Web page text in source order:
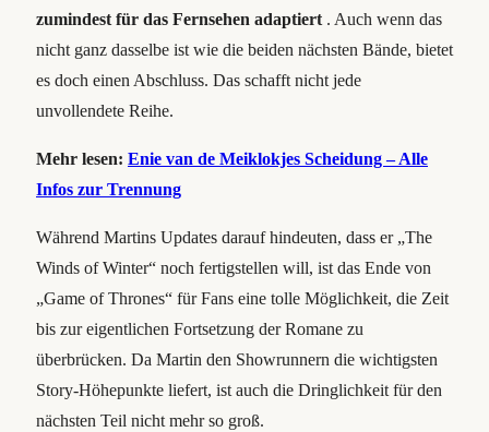
zumindest für das Fernsehen adaptiert . Auch wenn das
nicht ganz dasselbe ist wie die beiden nächsten Bände, bietet
es doch einen Abschluss. Das schafft nicht jede
unvollendete Reihe.
Mehr lesen: Enie van de Meiklokjes Scheidung – Alle
Infos zur Trennung
Während Martins Updates darauf hindeuten, dass er „The
Winds of Winter“ noch fertigstellen will, ist das Ende von
„Game of Thrones“ für Fans eine tolle Möglichkeit, die Zeit
bis zur eigentlichen Fortsetzung der Romane zu
überbrücken. Da Martin den Showrunnern die wichtigsten
Story-Höhepunkte liefert, ist auch die Dringlichkeit für den
nächsten Teil nicht mehr so ​​groß.